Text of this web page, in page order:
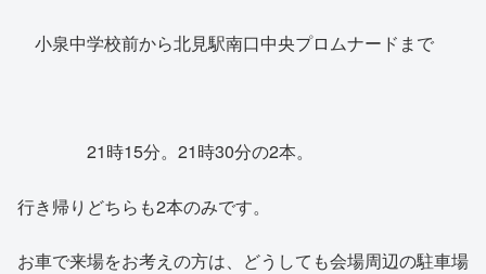
小泉中学校前から北見駅南口中央プロムナードまで
21時15分。21時30分の2本。
行き帰りどちらも2本のみです。
お車で来場をお考えの方は、どうしても会場周辺の駐車場